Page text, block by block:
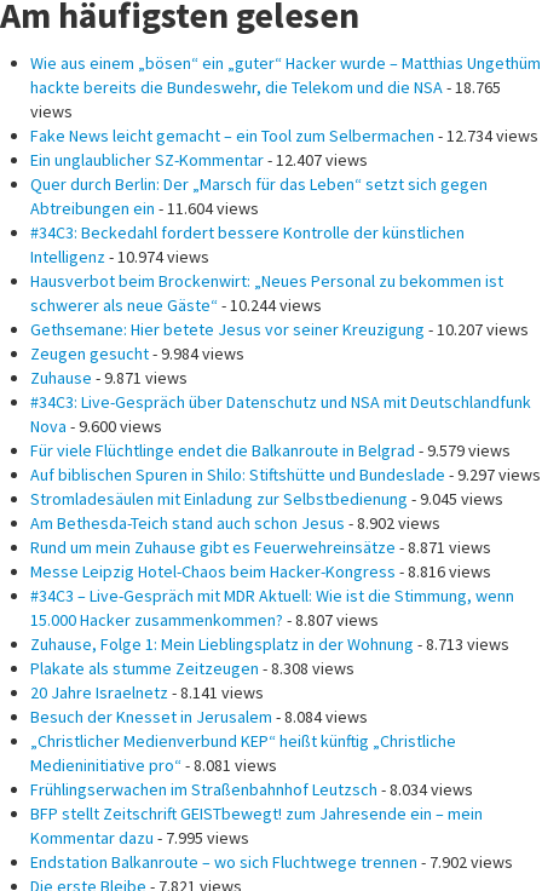
hackte bereits die Bundeswehr, die Telekom und die NSA
Fake News leicht gemacht – ein Tool zum Selbermachen- 12.734 views
Ein unglaublicher SZ-Kommentar - 12.407 views
Quer durch Berlin: Der „Marsch für das Leben“ setzt sich gegen
Abtreibungen ein- 11.604 views
#34C3: Beckedahl fordert bessere Kontrolle der künstlichen
Intelligenz- 10.974 views
Hausverbot beim Brockenwirt: „Neues Personal zu bekommen ist
schwerer als neue Gäste“- 10.244 views
Gethsemane: Hier betete Jesus vor seiner Kreuzigung
Zeugen gesucht- 9.984 views
Zuhause- 9.871 views
#34C3: Live-Gespräch über Datenschutz und NSA mit Deutschlandfunk
Nova- 9.600 views
Für viele Flüchtlinge endet die Balkanroute in Belgrad
Auf biblischen Spuren in Shilo: Stiftshütte und Bundeslade- 9.297 views
Stromladesäulen mit Einladung zur Selbstbedienung
Am Bethesda-Teich stand auch schon Jesus- 8.902 views
Rund um mein Zuhause gibt es Feuerwehreinsätze- 8.871 views
Messe Leipzig Hotel-Chaos beim Hacker-Kongress- 8.816 views
#34C3 – Live-Gespräch mit MDR Aktuell: Wie ist die Stimmung, wenn
15.000 Hacker zusammenkommen?- 8.807 views
Zuhause, Folge 1: Mein Lieblingsplatz in der Wohnung- 8.713 views
Plakate als stumme Zeitzeugen - 8.308 views
20 Jahre Israelnetz- 8.141 views
Besuch der Knesset in Jerusalem- 8.084 views
„Christlicher Medienverbund KEP“ heißt künftig „Christliche
Medieninitiative pro“- 8.081 views
Frühlingserwachen im Straßenbahnhof Leutzsch
BFP stellt Zeitschrift GEISTbewegt! zum Jahresende ein – mein
Kommentar dazu- 7.995 views
Endstation Balkanroute – wo sich Fluchtwege trennen- 7.902 views
Die erste Bleibe- 7.821 views
Ein Tag im Flüchtlingslager Slavonski Brod
Spezielles USB-Kabel fehlt- 7.412 views
Service zum Selbermachen: Mein letztes Mal bei IKEA